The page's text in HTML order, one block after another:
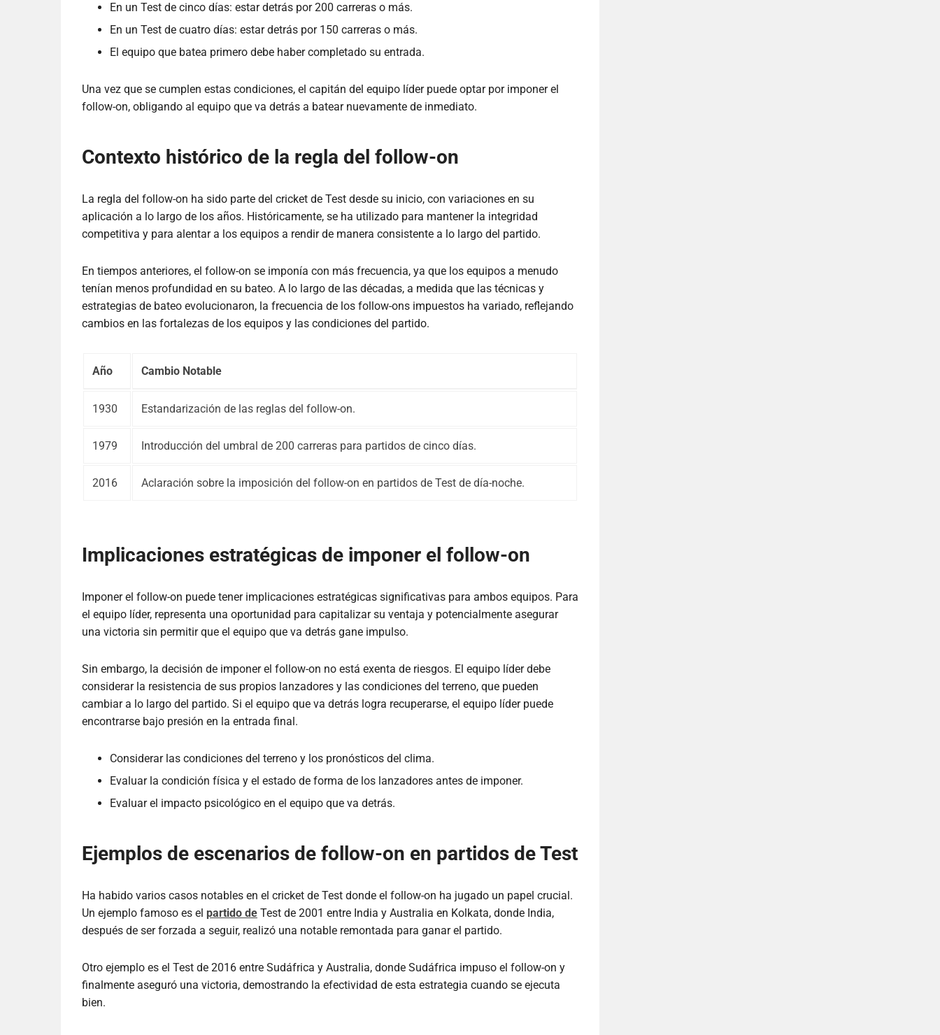
En un Test de cinco días: estar detrás por 200 carreras o más.
En un Test de cuatro días: estar detrás por 150 carreras o más.
El equipo que batea primero debe haber completado su entrada.
Una vez que se cumplen estas condiciones, el capitán del equipo líder puede optar por imponer el
follow-on, obligando al equipo que va detrás a batear nuevamente de inmediato.
Contexto histórico de la regla del follow-on
La regla del follow-on ha sido parte del cricket de Test desde su inicio, con variaciones en su
aplicación a lo largo de los años. Históricamente, se ha utilizado para mantener la integridad
competitiva y para alentar a los equipos a rendir de manera consistente a lo largo del partido.
En tiempos anteriores, el follow-on se imponía con más frecuencia, ya que los equipos a menudo
tenían menos profundidad en su bateo. A lo largo de las décadas, a medida que las técnicas y
estrategias de bateo evolucionaron, la frecuencia de los follow-ons impuestos ha variado, reflejando
cambios en las fortalezas de los equipos y las condiciones del partido.
Año Cambio Notable
1930 Estandarización de las reglas del follow-on.
1979 Introducción del umbral de 200 carreras para partidos de cinco días.
2016 Aclaración sobre la imposición del follow-on en partidos de Test de día-noche.
Implicaciones estratégicas de imponer el follow-on
Imponer el follow-on puede tener implicaciones estratégicas significativas para ambos equipos. Para
el equipo líder, representa una oportunidad para capitalizar su ventaja y potencialmente asegurar
una victoria sin permitir que el equipo que va detrás gane impulso.
Sin embargo, la decisión de imponer el follow-on no está exenta de riesgos. El equipo líder debe
considerar la resistencia de sus propios lanzadores y las condiciones del terreno, que pueden
cambiar a lo largo del partido. Si el equipo que va detrás logra recuperarse, el equipo líder puede
encontrarse bajo presión en la entrada final.
Considerar las condiciones del terreno y los pronósticos del clima.
Evaluar la condición física y el estado de forma de los lanzadores antes de imponer.
Evaluar el impacto psicológico en el equipo que va detrás.
Ejemplos de escenarios de follow-on en partidos de Test
Ha habido varios casos notables en el cricket de Test donde el follow-on ha jugado un papel crucial.
Un ejemplo famoso es el partido de Test de 2001 entre India y Australia en Kolkata, donde India,
después de ser forzada a seguir, realizó una notable remontada para ganar el partido.
Otro ejemplo es el Test de 2016 entre Sudáfrica y Australia, donde Sudáfrica impuso el follow-on y
finalmente aseguró una victoria, demostrando la efectividad de esta estrategia cuando se ejecuta
bien.